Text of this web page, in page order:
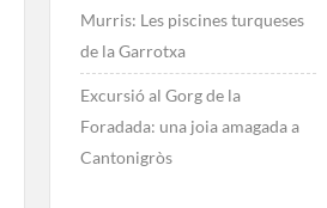
Murris: Les piscines turqueses
de la Garrotxa
Excursió al Gorg de la
Foradada: una joia amagada a
Cantonigròs